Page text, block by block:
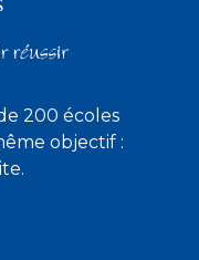
200 écoles
objectif :